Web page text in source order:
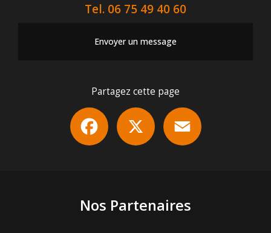
Tel. 06 75 49 40 60
Envoyer un message
Partagez cette page
Facebook
Nos Partenaires